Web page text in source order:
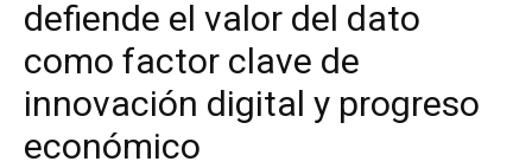
defiende el valor del dato
como factor clave de
innovación digital y progreso
económico